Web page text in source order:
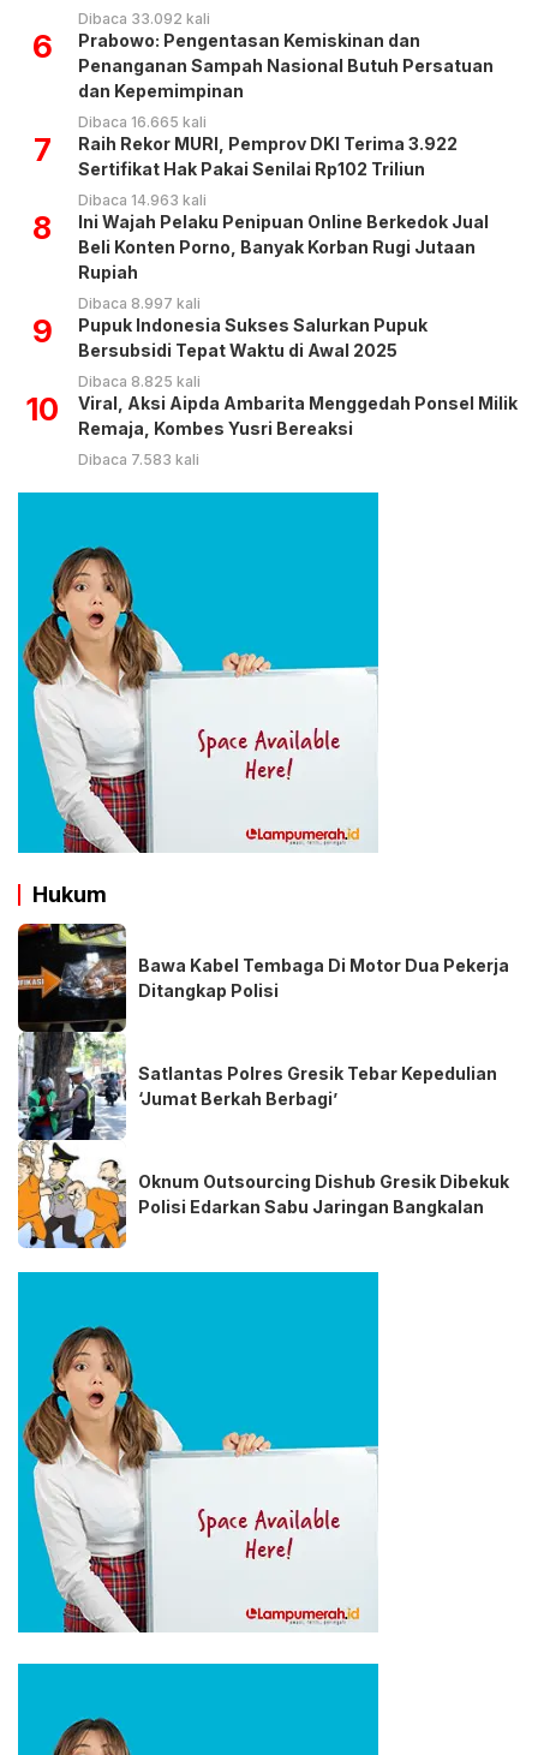
Dibaca 33.092 kali
6
Prabowo: Pengentasan Kemiskinan dan
Penanganan Sampah Nasional Butuh Persatuan
dan Kepemimpinan
Dibaca 16.665 kali
7
Raih Rekor MURI, Pemprov DKI Terima 3.922
Sertifikat Hak Pakai Senilai Rp102 Triliun
Dibaca 14.963 kali
8
Ini Wajah Pelaku Penipuan Online Berkedok Jual
Beli Konten Porno, Banyak Korban Rugi Jutaan
Rupiah
Dibaca 8.997 kali
9
Pupuk Indonesia Sukses Salurkan Pupuk
Bersubsidi Tepat Waktu di Awal 2025
Dibaca 8.825 kali
10
Viral, Aksi Aipda Ambarita Menggedah Ponsel Milik
Remaja, Kombes Yusri Bereaksi
Dibaca 7.583 kali
Hukum
Bawa Kabel Tembaga Di Motor Dua Pekerja
Ditangkap Polisi
Satlantas Polres Gresik Tebar Kepedulian
‘Jumat Berkah Berbagi’
Oknum Outsourcing Dishub Gresik Dibekuk
Polisi Edarkan Sabu Jaringan Bangkalan